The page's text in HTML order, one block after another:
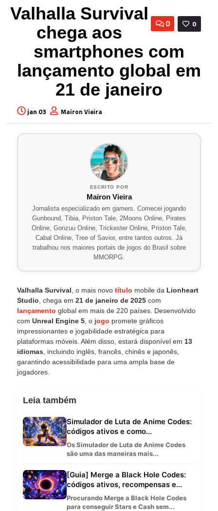
0
0
Valhalla Survival
chega aos
smartphones com
lançamento global em
21 de janeiro
jan 03 Mairon Vieira
ESCRITO POR
Mairon Vieira
Jornalista especializado em gamers. Comecei jogando
Gunbound, Tibia, Priston Tale, 2Moons Online, Pirates
Online, Gonzuu Online, Trickester Online, Priston Tale,
Cabal Online, Tree of Savior, entre tantos outros. Já
trabalhou nos maiores portais de jogos do Brasil sobre
MMORPG.
Valhalla Survival , o mais novo título mobile da Lionheart
Studio , chega em 21 de janeiro de 2025 com
lançamento global em mais de 220 países. Desenvolvido
com Unreal Engine 5 , o jogo promete gráficos
impressionantes e jogabilidade estratégica para
plataformas móveis. Além disso, estará disponível em 13
idiomas , incluindo inglês, francês, chinês e japonês,
garantindo acessibilidade para uma ampla base de
jogadores.
Leia também
Simulador de Luta de Anime Codes:
códigos ativos e como...
Os Simulador de Luta de Anime Codes
são uma das maneiras mais...
[Guia] Merge a Black Hole Codes:
códigos ativos, recompensas e...
Procurando Merge a Black Hole Codes
para conseguir Stars e Cash sem...